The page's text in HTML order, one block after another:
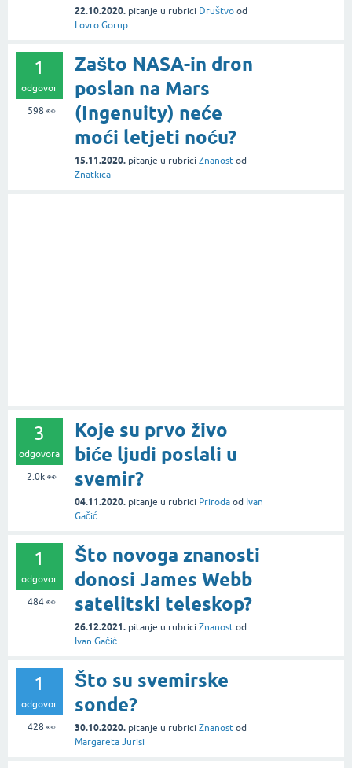
22.10.2020. pitanje u rubrici Društvo od
Lovro Gorup
1
odgovor
598 👀
Zašto NASA-in dron
poslan na Mars
(Ingenuity) neće
moći letjeti noću?
15.11.2020. pitanje u rubrici Znanost od
Znatkica
3
odgovora
2.0k👀
Koje su prvo živo
biće ljudi poslali u
svemir?
04.11.2020. pitanje u rubrici Priroda od Ivan
Gačić
1
odgovor
484👀
Što novoga znanosti
donosi James Webb
satelitski teleskop?
26.12.2021. pitanje u rubrici Znanost od
Ivan Gačić
1
odgovor
428 👀
Što su svemirske
sonde?
30.10.2020. pitanje u rubrici Znanost od
Margareta Jurisi